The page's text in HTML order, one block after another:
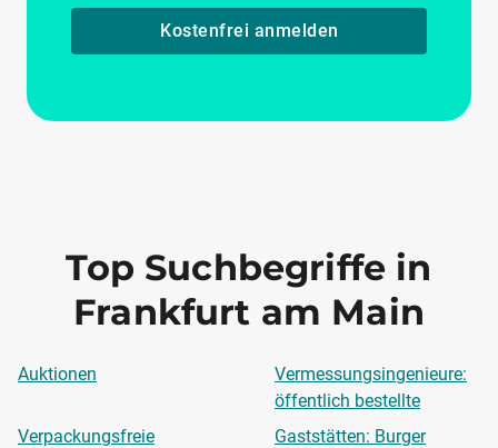
Kostenfrei anmelden
Top Suchbegriffe in
Frankfurt am Main
Auktionen
Vermessungsingenieure:
öffentlich bestellte
Verpackungsfreie
Gaststätten: Burger